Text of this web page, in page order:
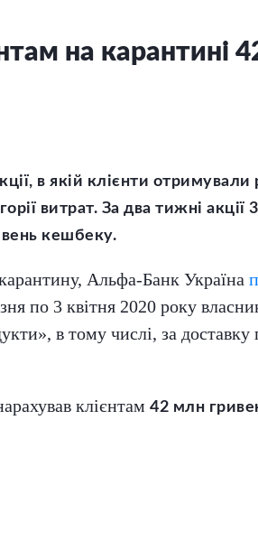
на карантині
в якій клієнти
витрат. За два тижні
кешбеку.
Альфа-Банк Україна
по 3 квітня 2020 року
в тому числі, за доставку
клієнтам 42 млн